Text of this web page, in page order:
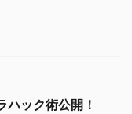
ハック術公開！